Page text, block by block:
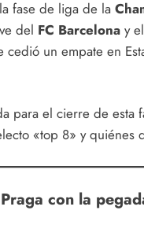
fase de liga de la
del FC Barcelona y el
cedió un empate en
para el cierre de esta
«top 8» y quiénes
con la